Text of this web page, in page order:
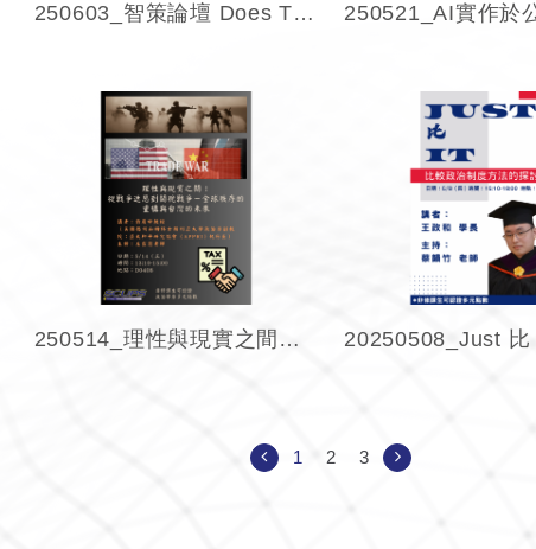
250603_智策論壇 Does The Li Zhang Play a Cri...
250514_理性與現實之間：從戰爭迷思到關稅戰爭，全球秩序的重構與台灣的未來
1 2 3